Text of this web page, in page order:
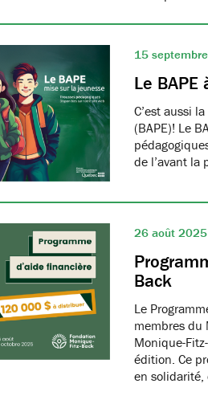
15
Le BAPE
C’est aussi
(BAPE)! Le
de l’avant
26 août 2025
Back
Le
membres du
Monique-
édition. Ce
en